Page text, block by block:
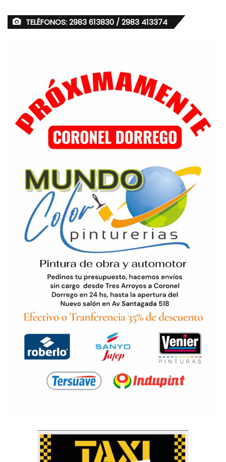
TELÉFONOS: 2983 613830 / 2983 413374